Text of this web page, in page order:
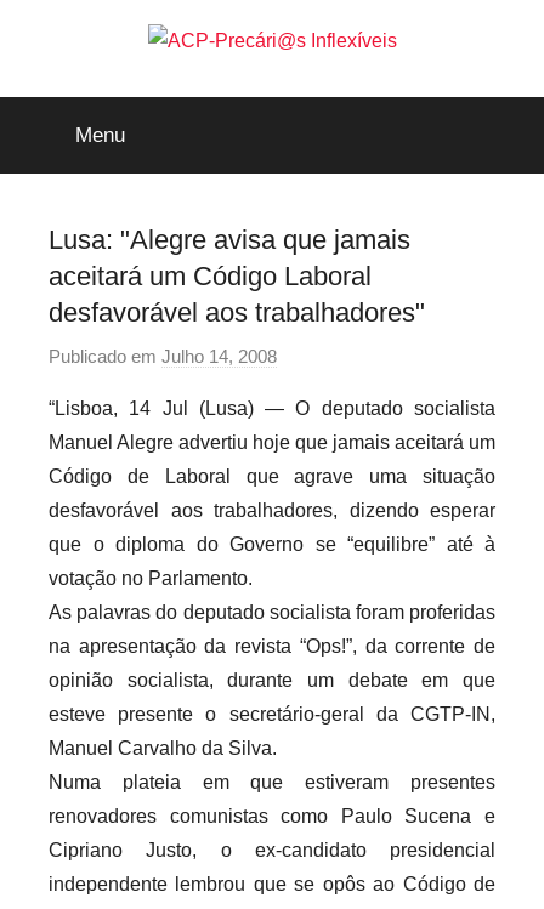
ACP-
Precári@s
Inflexíveis
Menu
Lusa: "Alegre avisa que jamais
aceitará um Código Laboral
desfavorável aos trabalhadores"
Publicado em Julho 14, 2008
p
r
e
c
r
i
o
s
e
x
“Lisboa, 14 Jul (Lusa) — O deputado socialista
Manuel Alegre advertiu hoje que jamais aceitará um
Código de Laboral que agrave uma situação
desfavorável aos trabalhadores, dizendo esperar
que o diploma do Governo se “equilibre” até à
votação no Parlamento.
As palavras do deputado socialista foram proferidas
na apresentação da revista “Ops!”, da corrente de
opinião socialista, durante um debate em que
esteve presente o secretário-geral da CGTP-IN,
Manuel Carvalho da Silva.
Numa plateia em que estiveram presentes
renovadores comunistas como Paulo Sucena e
Cipriano Justo, o ex-candidato presidencial
independente lembrou que se opôs ao Código de